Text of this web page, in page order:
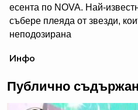
есента по NOVA. Най-
събере плеяда от звезди,
неподозирана
телевизията в България, се
цялата власт, но и цялата
дамите.
Инфо
Публично